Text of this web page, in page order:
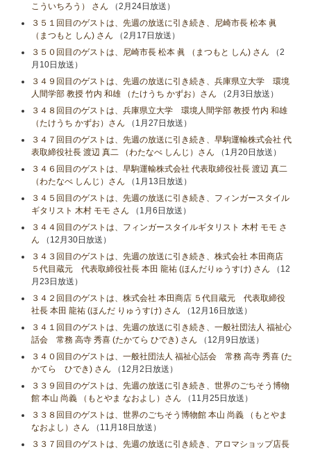
こういちろう） さん （2月24日放送）
３５１回目のゲストは、先週の放送に引き続き、尼崎市長 松本 眞
（まつもと しん) さん （2月17日放送）
３５０回目のゲストは、尼崎市長 松本 眞 （まつもと しん) さん （2
月10日放送）
３４９回目のゲストは、先週の放送に引き続き、兵庫県立大学 環境
人間学部 教授 竹内 和雄 （たけうち かずお）さん （2月3日放送）
３４８回目のゲストは、兵庫県立大学 環境人間学部 教授 竹内 和雄
（たけうち かずお）さん （1月27日放送）
３４７回目のゲストは、先週の放送に引き続き、早駒運輸株式会社 代
表取締役社長 渡辺 真二 （わたなべ しんじ）さん （1月20日放送）
３４６回目のゲストは、早駒運輸株式会社 代表取締役社長 渡辺 真二
（わたなべ しんじ）さん （1月13日放送）
３４５回目のゲストは、先週の放送に引き続き、フィンガースタイル
ギタリスト 木村 モモ さん （1月6日放送）
３４４回目のゲストは、フィンガースタイルギタリスト 木村 モモ さ
ん （12月30日放送）
３４３回目のゲストは、先週の放送に引き続き、株式会社 本田商店
５代目蔵元 代表取締役社長 本田 龍祐 (ほんだりゅうすけ) さん （12
月23日放送）
３４２回目のゲストは、株式会社 本田商店 ５代目蔵元 代表取締役
社長 本田 龍祐 (ほんだ りゅうすけ) さん （12月16日放送）
３４１回目のゲストは、先週の放送に引き続き、一般社団法人 福祉心
話会 常務 高寺 秀喜 (たかてら ひでき) さん （12月9日放送）
３４０回目のゲストは、一般社団法人 福祉心話会 常務 高寺 秀喜 (た
かてら ひでき) さん （12月2日放送）
３３９回目のゲストは、先週の放送に引き続き、世界のごちそう博物
館 本山 尚義 （もとやま なおよし）さん （11月25日放送）
３３８回目のゲストは、世界のごちそう博物館 本山 尚義 （もとやま
なおよし）さん （11月18日放送）
３３７回目のゲストは、先週の放送に引き続き、アロマショップ店長